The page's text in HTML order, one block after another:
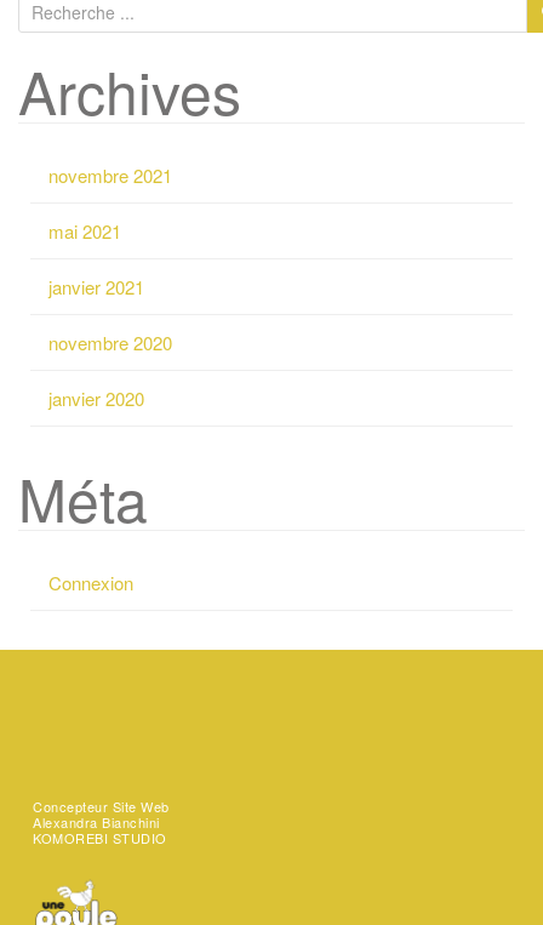
e
h
Archives
novembre 2021
mai 2021
janvier 2021
novembre 2020
janvier 2020
Méta
Connexion
Concepteur Site Web
Alexandra Bianchini
KOMOREBI STUDIO